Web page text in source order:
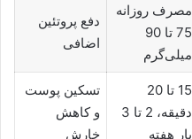
مصرف روزانه
75 تا 90
میلی‌گرم
دفع پروتئین
اضافی
15 تا 20
دقیقه، 2 تا 3
بار هفته
تسکین پوست
و کاهش
خارش